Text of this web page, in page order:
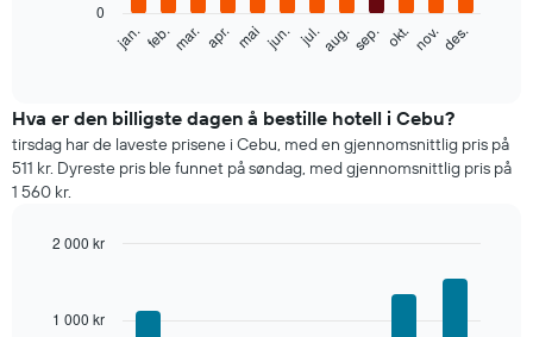
Diagrammet
for
et
rom
per
måned
viser
jan. feb.mar. apr. mai jun. jul.aug.sep. okt.nov.des.
0
Hva er den billigste dagen å bestille hotell i Cebu?
tirsdag har de laveste prisene i Cebu, med en gjennomsnittlig pris på
511 kr. Dyreste pris ble funnet på søndag, med gjennomsnittlig pris på
1 560 kr.
1 000 kr
2 000 kr